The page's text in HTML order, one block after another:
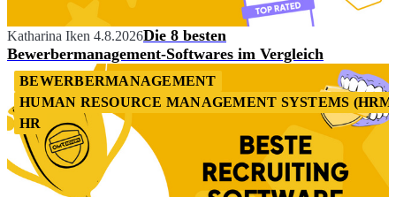
Katharina Iken 4.8.2026Die 8 besten
Bewerbermanagement-Softwares im Vergleich
BEWERBERMANAGEMENT
HUMAN RESOURCE MANAGEMENT SYSTEMS
HR